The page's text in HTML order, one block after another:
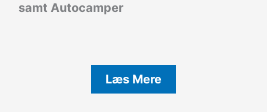
samt Autocamper
Læs Mere